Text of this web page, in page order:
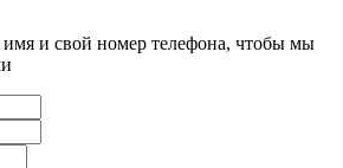
и свой номер телефона, чтобы мы